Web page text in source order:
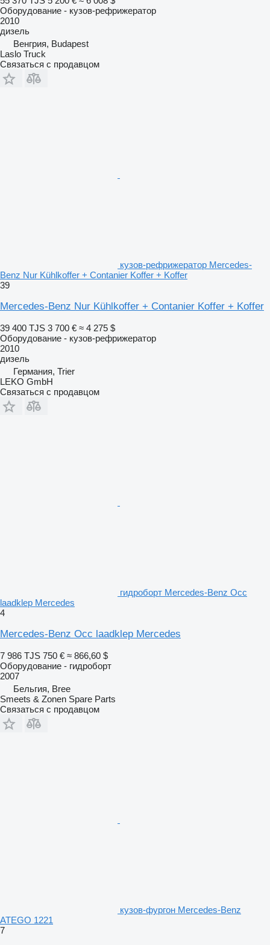
Оборудование - кузов-рефрижератор
2010
дизель
Венгрия, Budapest
Laslo Truck
Связаться с продавцом
кузов-рефрижератор Mercedes-
Benz Nur Kühlkoffer + Contanier Koffer + Koffer
39
Mercedes-Benz Nur Kühlkoffer + Contanier Koffer + Koffer
39 400 TJS 3 700 € ≈ 4 275 $
Оборудование - кузов-рефрижератор
2010
дизель
Германия, Trier
LEKO GmbH
Связаться с продавцом
гидроборт Mercedes-Benz Occ
laadklep Mercedes
4
Mercedes-Benz Occ laadklep Mercedes
7 986 TJS 750 € ≈ 866,60 $
Оборудование - гидроборт
2007
Бельгия, Bree
Smeets & Zonen Spare Parts
Связаться с продавцом
кузов-фургон Mercedes-Benz
ATEGO 1221
7